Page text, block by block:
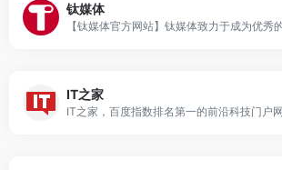
钛媒体
IT之家